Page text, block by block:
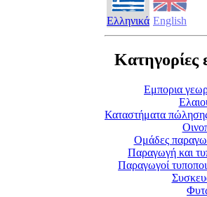
Ελληνικά English
Κατηγορίες
Eμπορια
Καταστήματα
Ομάδες
Παραγωγή και
Παραγωγοί